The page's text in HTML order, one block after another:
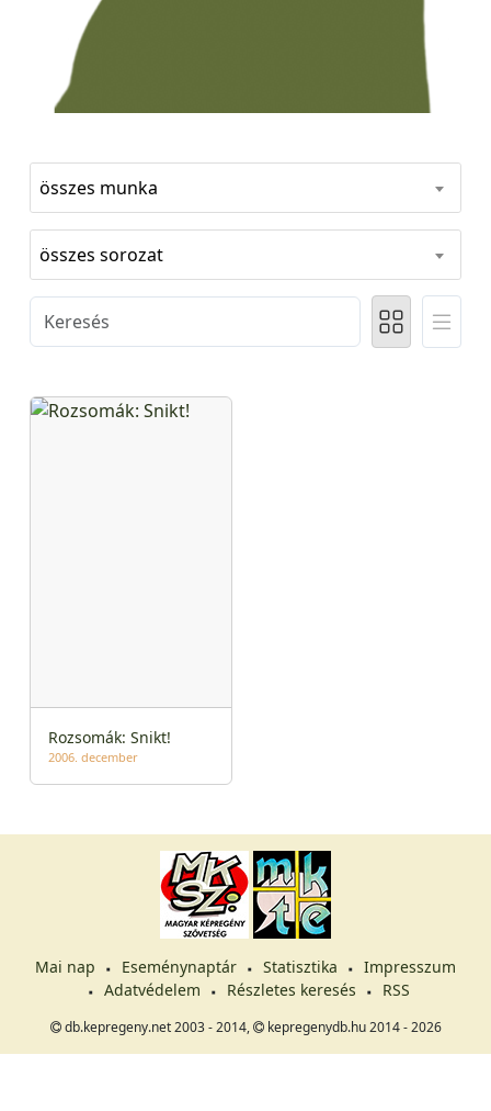
összes munka
összes sorozat
Rozsomák: Snikt!
2006. december
Mai nap Eseménynaptár Statisztika
Impresszum
Adatvédelem
Részletes keresés RSS
db.kepregeny.net 2003 - 2014, kepregenydb.hu 2014 - 2026